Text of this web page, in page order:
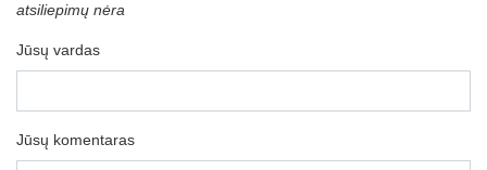
atsiliepimų nėra
Jūsų vardas
Jūsų komentaras